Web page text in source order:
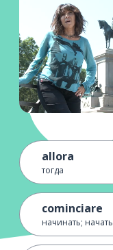
allora
тогда
cominciare
начинать; начать